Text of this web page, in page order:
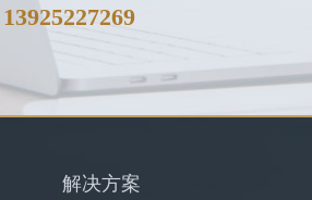
13925227269
解决方案